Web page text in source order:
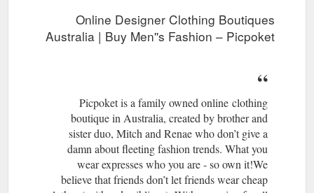
Online Designer Clothing Boutiques
Australia | Buy Men''s Fashion – Picpoket
Picpoket is a family owned online clothing
boutique in Australia, created by brother and
sister duo, Mitch and Renae who don’t give a
damn about fleeting fashion trends. What you
wear expresses who you are - so own it!We
believe that friends don’t let friends wear cheap